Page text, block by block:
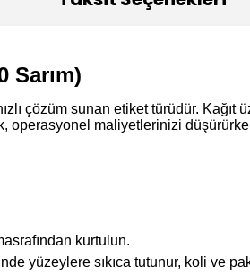
Sarım)
çözüm sunan etiket türüdür. Kağıt
operasyonel maliyetlerinizi
kurtulun.
yüzeylere sıkıca tutunur, koli ve